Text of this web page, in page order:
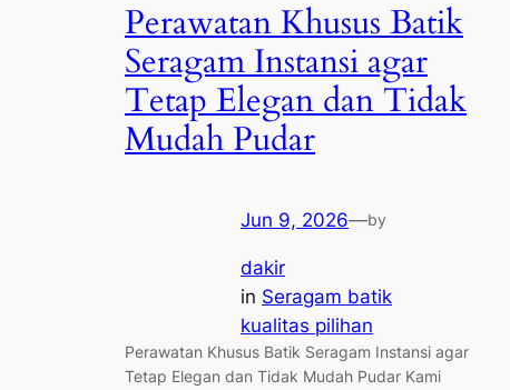
Perawatan Khusus Batik
Seragam Instansi agar
Tetap Elegan dan Tidak
Mudah Pudar
Jun 9, 2026—by
dakir
in Seragam batik
kualitas pilihan
Perawatan Khusus Batik Seragam Instansi agar
Tetap Elegan dan Tidak Mudah Pudar Kami